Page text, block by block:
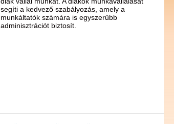
segíti a kedvező szabályozás, amely a
munkáltatók számára is egyszerűbb
adminisztrációt biztosít.